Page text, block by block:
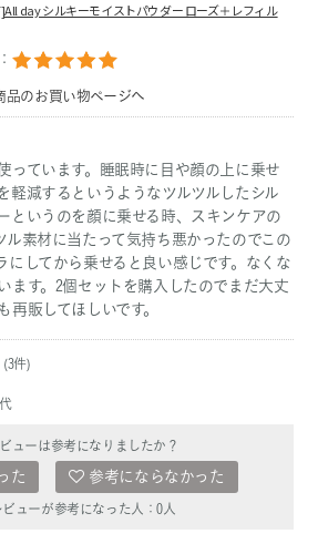
day シルキーモイストパウダー ローズ＋レフィル
品のお買い物ページへ
っています。睡眠時に目や顔の上に乗せ
軽減するというようなツルツルしたシル
というのを顔に乗せる時、スキンケアの
ル素材に当たって気持ち悪かったのでこの
にしてから乗せると良い感じです。なくな
ます。2個セットを購入したのでまだ大丈
再販してほしいです。
(3件)
ューは参考になりましたか？
た 参考にならなかった
ビューが参考になった人：0 人